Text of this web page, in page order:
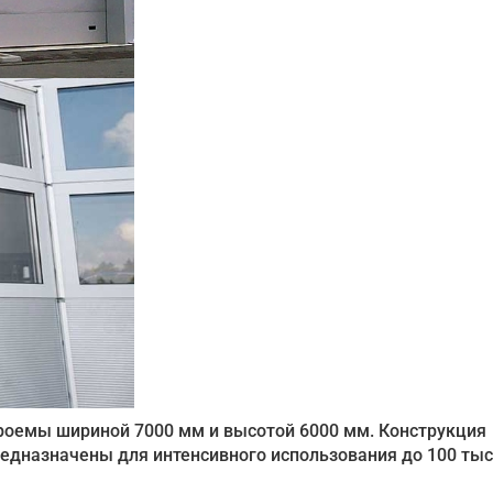
шириной 7000 мм и высотой 6000 мм. Конструкция
для интенсивного использования до 100